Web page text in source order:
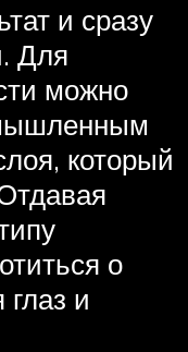
и сразу
Для
можно
который
о
и